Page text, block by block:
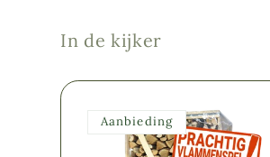
In de kijker
Aanbieding